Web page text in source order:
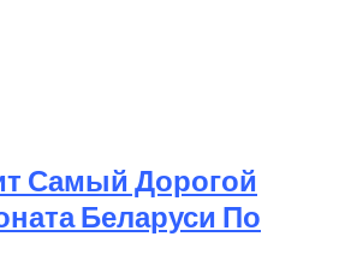
Самый Дорогой
Беларуси По